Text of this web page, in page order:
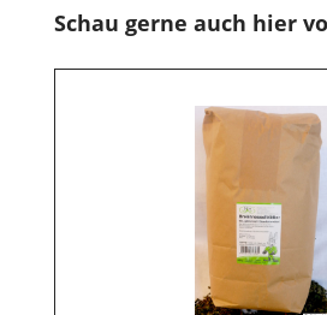
Produktgalerie überspringen
Schau gerne auch hier